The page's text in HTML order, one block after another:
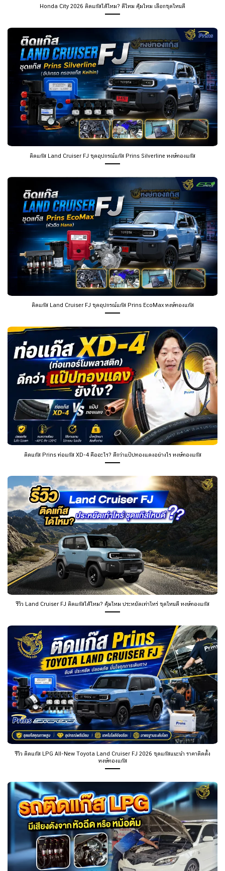
Honda City 2026 ติดแก๊สได้ไหม? ดีไหม คุ้มไหม เลือกชุดไหนดี
ติดแก๊ส Land Cruiser FJ ชุดอุปกรณ์แก๊ส Prins Silverline หงษ์ทองแก๊ส
ติดแก๊ส Land Cruiser FJ ชุดอุปกรณ์แก๊ส Prins EcoMax หงษ์ทองแก๊ส
ติดแก๊ส Prins ท่อแก๊ส XD-4 คืออะไร? ดีกว่าแป๊ปทองแดงอย่างไร หงษ์ทองแก๊ส
รีวิว Land Cruiser FJ ติดแก๊สได้ไหม? คุ้มไหม ประหยัดเท่าไหร่ ชุดไหนดี หงษ์ทองแก๊ส
รีวิว ติดแก๊ส LPG All-New Toyota Land Cruiser FJ 2026 ชุดแก๊สแนะนำ ราคาติดตั้ง
หงษ์ทองแก๊ส